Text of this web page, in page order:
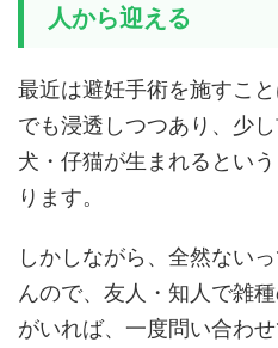
人から迎える
最近は避妊手術を施すこ
でも浸透しつつあり、少
犬・仔猫が生まれるとい
ります。
しかしながら、全然ない
んので、友人・知人で雑
がいれば、一度問い合わ